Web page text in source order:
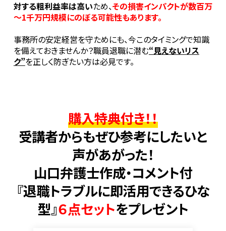
対する粗利益率は高いため、その損害インパクトが数百万
～1千万円規模にのぼる可能性もあります。
事務所の安定経営を守ためにも、今このタイミングで知識
を備えておきませんか？職員退職に潜む“見えないリス
ク”を正しく防ぎたい方は必見です。
購入特典付き！！
受講者からもぜひ参考にしたいと
声があがった！
山口弁護士作成・コメント付
『退職トラブルに即活用できるひな
型』６点セットをプレゼント